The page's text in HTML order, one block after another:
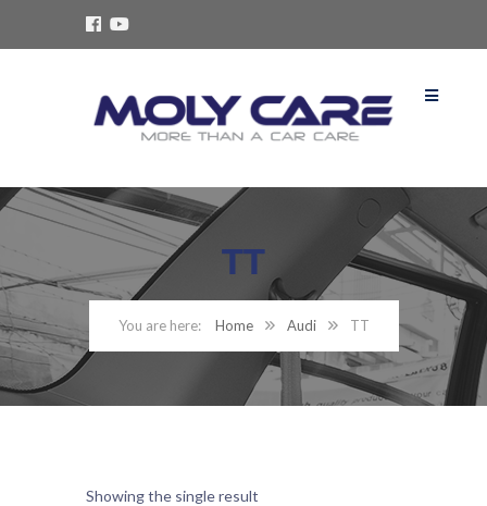
TT
Home Audi TT
Showing the single result